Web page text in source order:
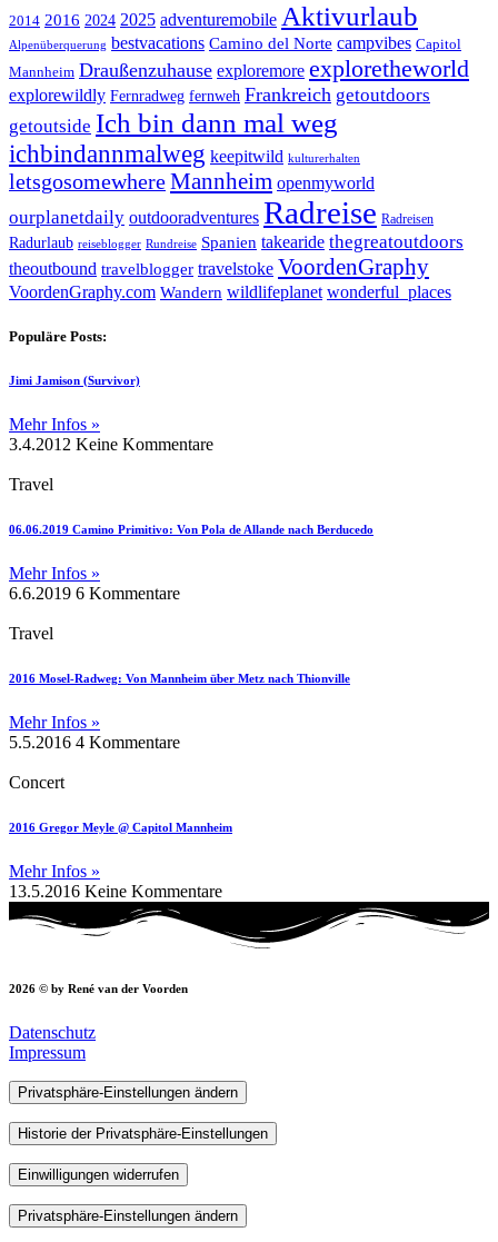
2014 2016 2024 2025 adventuremobile Aktivurlaub
Alpenüberquerung bestvacations Camino del Norte campvibes Capitol
Mannheim Draußenzuhause exploremore exploretheworld
explorewildly Fernradweg fernweh Frankreich getoutdoors
getoutside Ich bin dann mal weg
ichbindannmalweg keepitwild kulturerhalten
letsgosomewhereMannheim openmyworld
ourplanetdaily outdooradventures Radreise Radreisen
Radurlaub reiseblogger Rundreise Spanien takearide thegreatoutdoors
theoutbound travelblogger travelstoke VoordenGraphy
VoordenGraphy.com Wandern wildlifeplanet wonderful_places
Populäre Posts:
Jimi Jamison (Survivor)
Mehr Infos »
3.4.2012 Keine Kommentare
Travel
06.06.2019 Camino Primitivo: Von Pola de Allande nach Berducedo
Mehr Infos »
6.6.2019 6 Kommentare
Travel
2016 Mosel-Radweg: Von Mannheim über Metz nach Thionville
Mehr Infos »
5.5.2016 4 Kommentare
Concert
2016 Gregor Meyle @ Capitol Mannheim
Mehr Infos »
13.5.2016 Keine Kommentare
2026 © by René van der Voorden
Datenschutz
Impressum
Privatsphäre-Einstellungen ändern
Historie der Privatsphäre-Einstellungen
Einwilligungen widerrufen
Privatsphäre-Einstellungen ändern